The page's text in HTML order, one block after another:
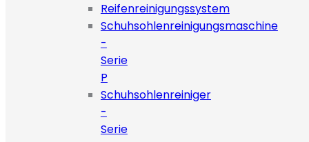
Reifenreinigungssystem
Schuhsohlenreinigungsmaschine
-
Serie
P
Schuhsohlenreiniger
-
Serie